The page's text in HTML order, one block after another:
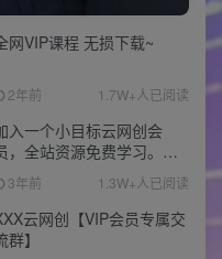
网VIP课程 无损下载~
2年前 1.7W+人已阅读
入一个小目标云网创会
，全站资源免费学习。更
可享受推广高达80%分佣！
3年前 1.3W+人已阅读
云网创【VIP会员专属交
群】